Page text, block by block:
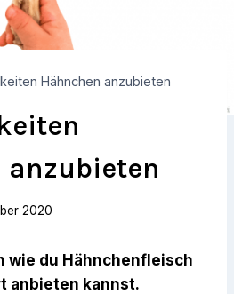
Hähnchen anzubieten
anzubieten
2020
wie du Hähnchenfleisch
anbieten kannst.